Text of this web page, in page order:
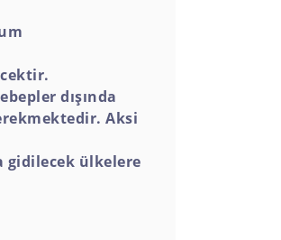
dışında
Aksi
gidilecek ülkelere